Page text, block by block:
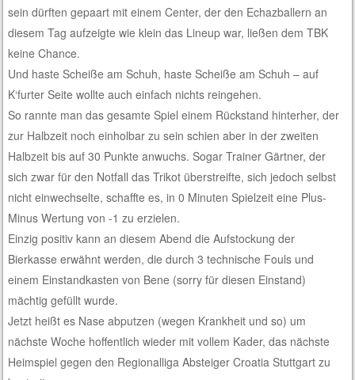
sein dürften gepaart mit einem Center, der den Echazballern an
diesem Tag aufzeigte wie klein das Lineup war, ließen dem TBK
keine Chance.
Und haste Scheiße am Schuh, haste Scheiße am Schuh – auf
K‘furter Seite wollte auch einfach nichts reingehen.
So rannte man das gesamte Spiel einem Rückstand hinterher, der
zur Halbzeit noch einholbar zu sein schien aber in der zweiten
Halbzeit bis auf 30 Punkte anwuchs. Sogar Trainer Gärtner, der
sich zwar für den Notfall das Trikot überstreifte, sich jedoch selbst
nicht einwechselte, schaffte es, in 0 Minuten Spielzeit eine Plus-
Minus Wertung von -1 zu erzielen.
Einzig positiv kann an diesem Abend die Aufstockung der
Bierkasse erwähnt werden, die durch 3 technische Fouls und
einem Einstandkasten von Bene (sorry für diesen Einstand)
mächtig gefüllt wurde.
Jetzt heißt es Nase abputzen (wegen Krankheit und so) um
nächste Woche hoffentlich wieder mit vollem Kader, das nächste
Heimspiel gegen den Regionalliga Absteiger Croatia Stuttgart zu